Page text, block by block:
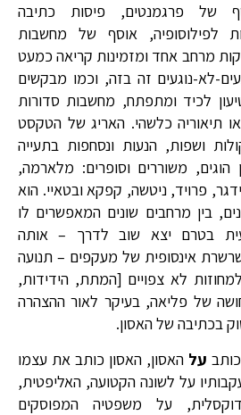
של פרגמנטים, פיסות כתיבה
לפילוסופיה, אוסף של מחשבות
מרחב אחד ומזמינות קריאה כמעט
לא-נוגעים זה בזה, וכמו מבקשים
לכיד ומתפתח, מחשבות סדורות
תיאוריה כלשהי. האריג של הטקסט
ושפות, הנעות ונסחפות בתעייה
הוגים, משוררים וסופרים: מלארמה,
פרויד, ניטשה, קפקא ובטאיי. הוא
בין מרחבים שונים המאפשרים לו
בטרם יצא שוב לדרך – אותה
אינסופית של מעקפים – תנועה
לא צפויים [המתת, הידידות,
של פליאה, בעיקר לאור ההצהרה
בכתיבה של האסון.
על האסון, האסון כותב את עצמו
על לשונה הקטועה, האליפטית,
על משפטיה המפוסקים